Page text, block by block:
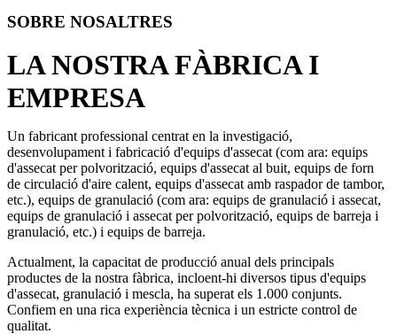
SOBRE NOSALTRES
LA NOSTRA FÀBRICA I
EMPRESA
Un fabricant professional centrat en la investigació,
desenvolupament i fabricació d'equips d'assecat (com ara: equips
d'assecat per polvorització, equips d'assecat al buit, equips de forn
de circulació d'aire calent, equips d'assecat amb raspador de tambor,
etc.), equips de granulació (com ara: equips de granulació i assecat,
equips de granulació i assecat per polvorització, equips de barreja i
granulació, etc.) i equips de barreja.
Actualment, la capacitat de producció anual dels principals
productes de la nostra fàbrica, incloent-hi diversos tipus d'equips
d'assecat, granulació i mescla, ha superat els 1.000 conjunts.
Confiem en una rica experiència tècnica i un estricte control de
qualitat.